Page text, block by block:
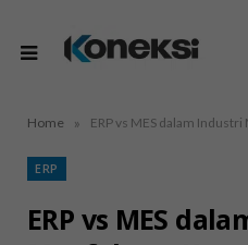
Home » ERP vs MES dalam
ERP
ERP vs MES